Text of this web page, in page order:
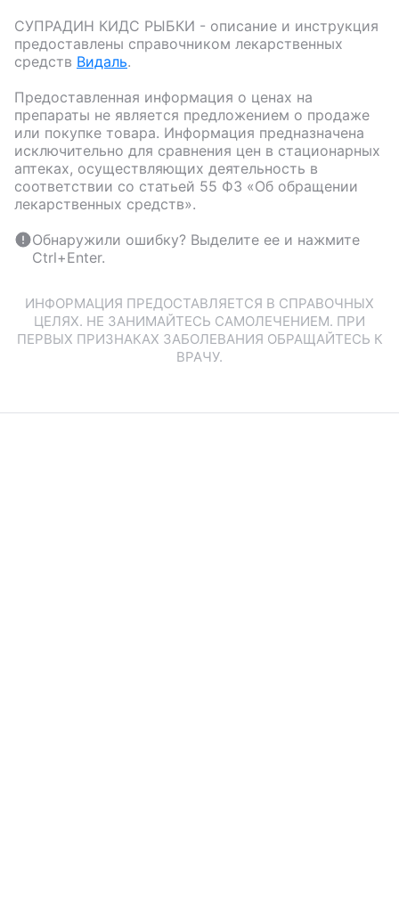
СУПРАДИН КИДС РЫБКИ - описание и инструкция
предоставлены справочником лекарственных
средств Видаль.
Предоставленная информация о ценах на
препараты не является предложением о продаже
или покупке товара. Информация предназначена
исключительно для сравнения цен в стационарных
аптеках, осуществляющих деятельность в
соответствии со статьей 55 ФЗ «Об обращении
лекарственных средств».
Обнаружили ошибку? Выделите ее и нажмите
Ctrl+Enter.
ИНФОРМАЦИЯ ПРЕДОСТАВЛЯЕТСЯ В СПРАВОЧНЫХ
ЦЕЛЯХ. НЕ ЗАНИМАЙТЕСЬ САМОЛЕЧЕНИЕМ. ПРИ
ПЕРВЫХ ПРИЗНАКАХ ЗАБОЛЕВАНИЯ ОБРАЩАЙТЕСЬ К
ВРАЧУ.